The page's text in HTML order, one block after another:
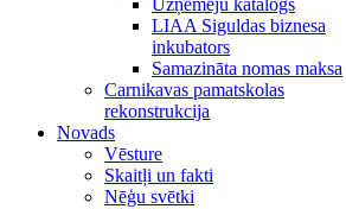
Uzņēmēju katalogs
LIAA Siguldas biznesa
inkubators
Samazināta nomas maksa
Carnikavas pamatskolas
rekonstrukcija
Novads
Vēsture
Skaitļi un fakti
Nēģu svētki